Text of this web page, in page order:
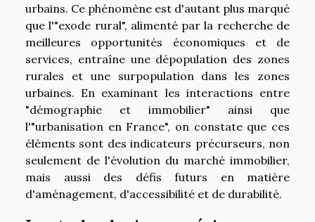
urbains. Ce phénomène est d'autant plus marqué
que l'"exode rural", alimenté par la recherche de
meilleures opportunités économiques et de
services, entraîne une dépopulation des zones
rurales et une surpopulation dans les zones
urbaines. En examinant les interactions entre
"démographie et immobilier" ainsi que
l'"urbanisation en France", on constate que ces
éléments sont des indicateurs précurseurs, non
seulement de l'évolution du marché immobilier,
mais aussi des défis futurs en matière
d'aménagement, d'accessibilité et de durabilité.